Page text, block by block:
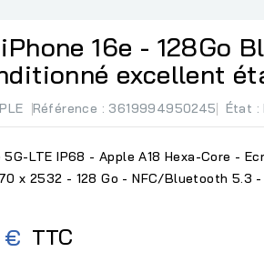
16e - 128Go
excellent
Référence : 3619994950245 État :
LTE IP68 - Apple A18 Hexa-Core -
x 2532 - 128 Go - NFC/Bluetooth 5.3 -
€ TTC